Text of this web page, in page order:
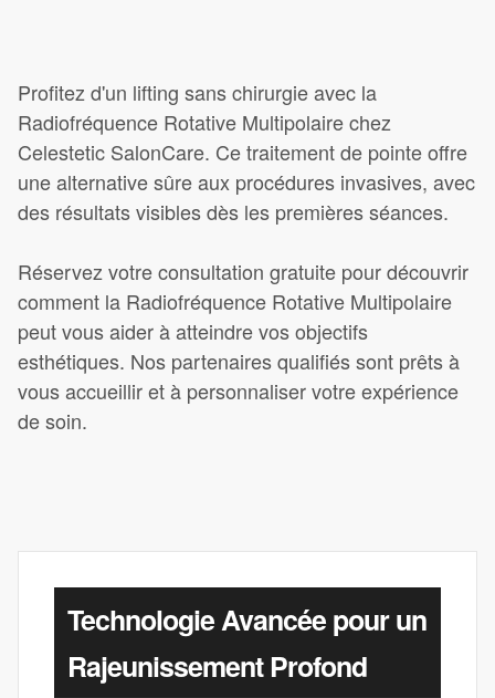
Profitez d'un lifting sans chirurgie avec la
Radiofréquence Rotative Multipolaire chez
Celestetic SalonCare. Ce traitement de pointe offre
une alternative sûre aux procédures invasives, avec
des résultats visibles dès les premières séances.
Réservez votre consultation gratuite pour découvrir
comment la Radiofréquence Rotative Multipolaire
peut vous aider à atteindre vos objectifs
esthétiques. Nos partenaires qualifiés sont prêts à
vous accueillir et à personnaliser votre expérience
de soin.
Technologie Avancée pour un
Rajeunissement Profond